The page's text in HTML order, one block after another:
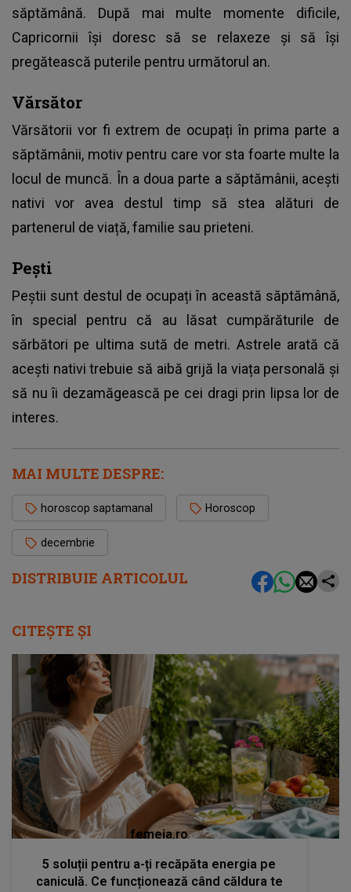
DISTRIBUIE ARTICOLUL
săptămână. După mai multe momente dificile,
Capricornii își doresc să se relaxeze și să își
pregătească puterile pentru următorul an.
Vărsător
Vărsătorii vor fi extrem de ocupați în prima parte a
săptămânii, motiv pentru care vor sta foarte multe la
locul de muncă. În a doua parte a săptămânii, acești
nativi vor avea destul timp să stea alături de
partenerul de viață, familie sau prieteni.
Pești
Peștii sunt destul de ocupați în această săptămână,
în special pentru că au lăsat cumpărăturile de
sărbători pe ultima sută de metri. Astrele arată că
acești nativi trebuie să aibă grijă la viața personală și
să nu îi dezamăgească pe cei dragi prin lipsa lor de
interes.
MAI MULTE DESPRE:
horoscop saptamanal Horoscop
decembrie
CITEȘTE ȘI
femeia.ro
5 soluții pentru a-ți recăpăta energia pe
caniculă. Ce funcționează când căldura te